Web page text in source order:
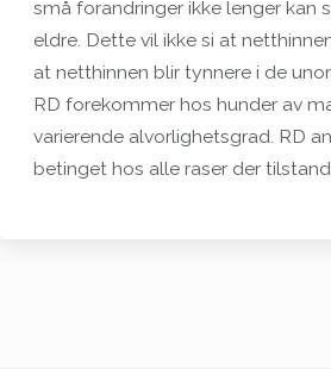
små forandringer ikke lenger kan
eldre. Dette vil ikke si at
at netthinnen blir tynnere i de
RD forekommer hos hunder av
varierende alvorlighetsgrad. RD
betinget hos alle raser der